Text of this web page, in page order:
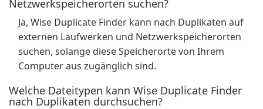
Netzwerkspeicherorten suchen?
Ja, Wise Duplicate Finder kann nach Duplikaten auf
externen Laufwerken und Netzwerkspeicherorten
suchen, solange diese Speicherorte von Ihrem
Computer aus zugänglich sind.
Welche Dateitypen kann Wise Duplicate Finder
nach Duplikaten durchsuchen?